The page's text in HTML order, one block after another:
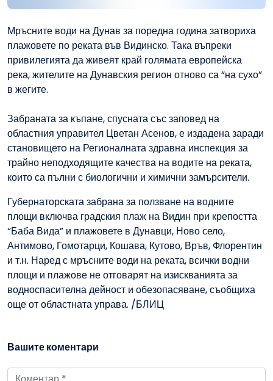
Мръсните води на Дунав за поредна година затвориха
плажовете по реката във Видинско. Така въпреки
привилегията да живеят край голямата европейска
река, жителите на Дунавския регион отново са “на сухо”
в жегите.
Забраната за къпане, спусната със заповед на
областния управител Цветан Асенов, е издадена заради
становищетo на Регионалната здравна инспекция за
трайно неподходящите качества на водите на реката,
които са пълни с биологични и химични замърсители.
Губернаторската забрана за ползване на водните
площи включва градския плаж на Видин при крепостта
“Баба Вида” и плажовете в Дунавци, Ново село,
Антимово, Гомотарци, Кошава, Кутово, Връв, Флорентин
и т.н. Наред с мръсните води на реката, всички водни
площи и плажове не отговарят на изискванията за
водноспасителна дейност и обезопасяване, съобщиха
още от областната управа. /БЛИЦ
Вашите коментари